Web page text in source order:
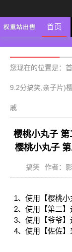
首页
轻松 校园
您现在的位置是：
9.2分搞笑,亲子片)
戚
樱桃小丸子
樱桃小丸子
搞笑 作者：
1、使用【樱桃小
2、使用【第二】
3、使用【爷爷】
4、使用【佐佐】